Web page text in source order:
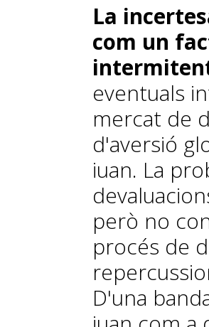
La
com un
eventuals
mercat de
d'aversió
iuan. La
però no
procés de
D'una